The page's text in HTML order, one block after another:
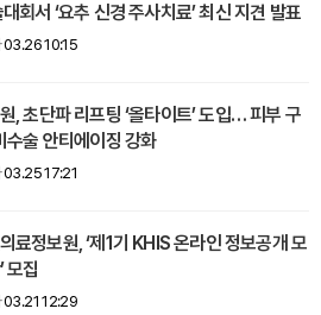
회서 ‘요추 신경 주사치료’ 최신 지견 발표
03.26 10:15
, 초단파 리프팅 ‘올타이트’ 도입… 피부 구
수술 안티에이징 강화
03.25 17:21
료정보원, ‘제1기 KHIS 온라인 정보공개 모
모집
03.21 12:29